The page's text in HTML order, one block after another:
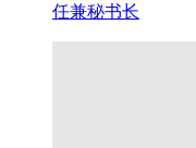
任兼秘书长